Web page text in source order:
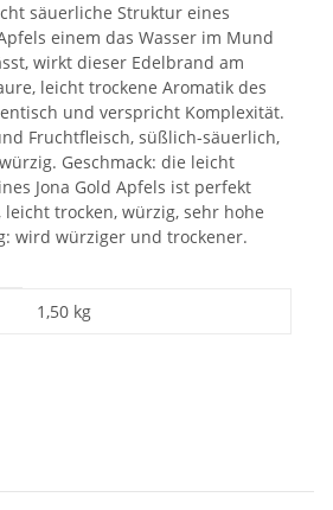
säuerliche Struktur eines
einem das Wasser im Mund
wirkt dieser Edelbrand am
leicht trockene Aromatik des
und verspricht Komplexität.
Fruchtfleisch, süßlich-säuerlich,
Geschmack: die leicht
Jona Gold Apfels ist perfekt
trocken, würzig, sehr hohe
wird würziger und trockener.
1,50 kg